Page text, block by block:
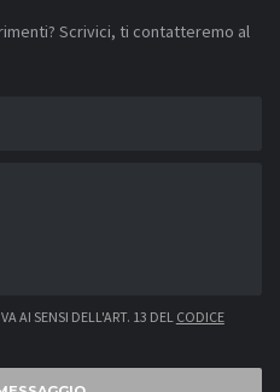
Scrivici, ti contatteremo al
AI SENSI DELL'ART. 13 DEL CODICE